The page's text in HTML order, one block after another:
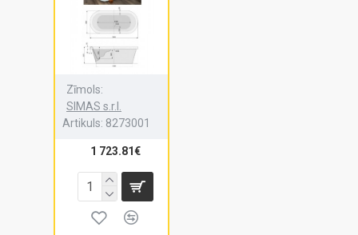
Zīmols:
SIMAS s.r.l.
Artikuls: 8273001
1 723.81€